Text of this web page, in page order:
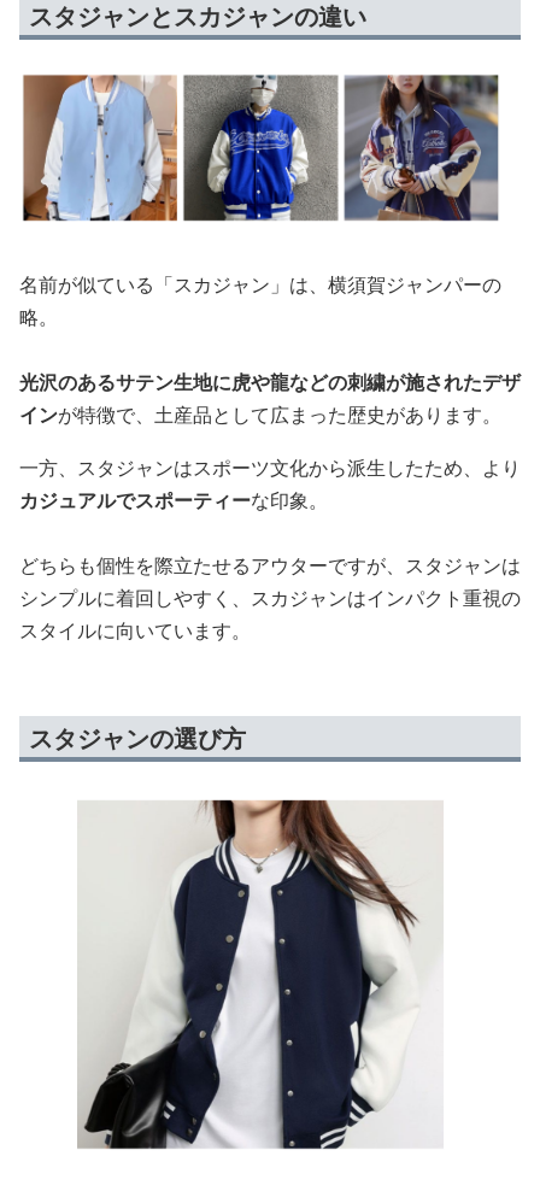
スタジャンとスカジャンの違い
名前が似ている「スカジャン」は、横須賀ジャンパーの
略。
光沢のあるサテン生地に虎や龍などの刺繍が施されたデザ
インが特徴で、土産品として広まった歴史があります。
一方、スタジャンはスポーツ文化から派生したため、より
カジュアルでスポーティーな印象。
どちらも個性を際立たせるアウターですが、スタジャンは
シンプルに着回しやすく、スカジャンはインパクト重視の
スタイルに向いています。
スタジャンの選び方